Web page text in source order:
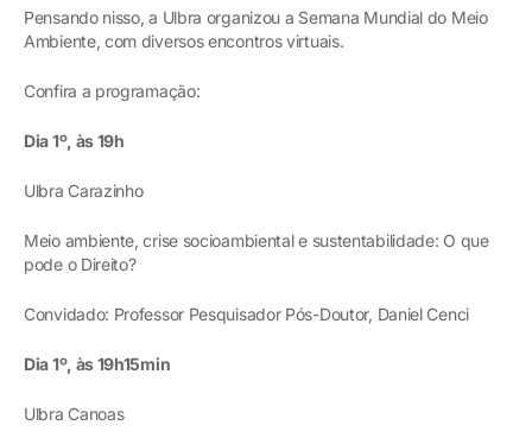
Pensando nisso, a Ulbra organizou a Semana Mundial do Meio
Ambiente, com diversos encontros virtuais.
Confira a programação:
Dia 1º, às 19h
Ulbra Carazinho
Meio ambiente, crise socioambiental e sustentabilidade: O que
pode o Direito?
Convidado: Professor Pesquisador Pós-Doutor, Daniel Cenci
Dia 1º, às 19h15min
Ulbra Canoas